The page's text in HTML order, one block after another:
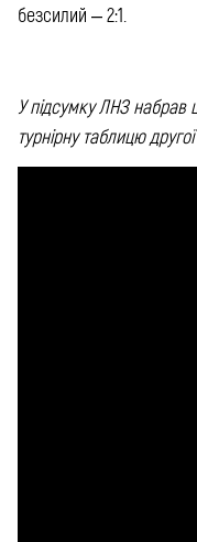
безсилий – 2:1.
У підсумку ЛНЗ
турнірну таблицю